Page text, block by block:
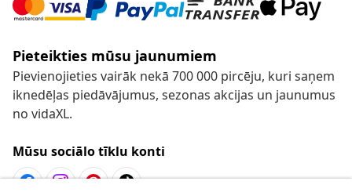
Pieteikties mūsu jaunumiem
Pievienojieties vairāk nekā 700 000 pircēju, kuri saņem
iknedēļas piedāvājumus, sezonas akcijas un jaunumus
no vidaXL.
Mūsu sociālo tīklu konti